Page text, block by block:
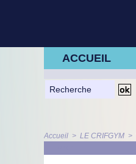
ACCUEIL
Accueil > LE CRIFGYM >